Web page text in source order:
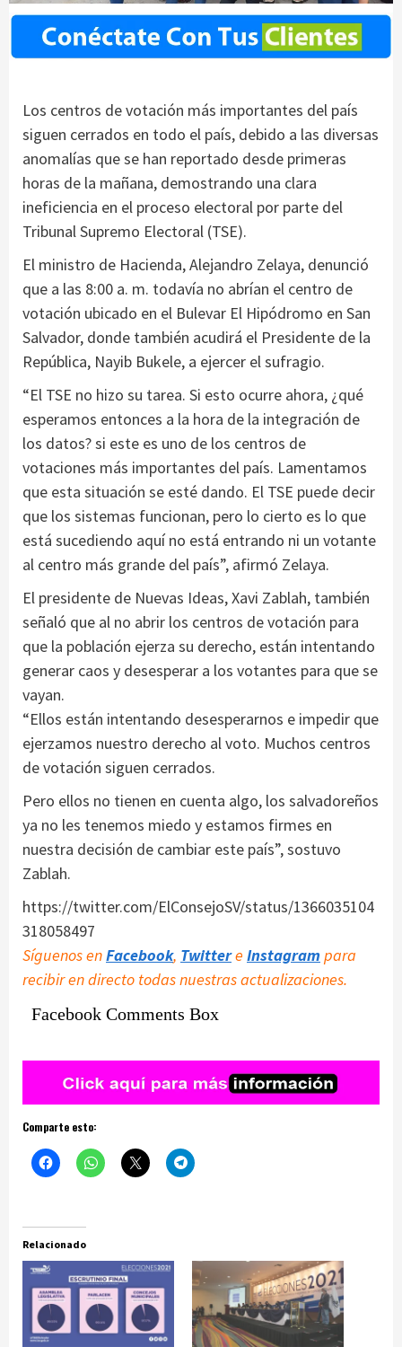
Los centros de votación más importantes del país
siguen cerrados en todo el país, debido a las diversas
anomalías que se han reportado desde primeras
horas de la mañana, demostrando una clara
ineficiencia en el proceso electoral por parte del
Tribunal Supremo Electoral (TSE).
El ministro de Hacienda, Alejandro Zelaya, denunció
que a las 8:00 a. m. todavía no abrían el centro de
votación ubicado en el Bulevar El Hipódromo en San
Salvador, donde también acudirá el Presidente de la
República, Nayib Bukele, a ejercer el sufragio.
“El TSE no hizo su tarea. Si esto ocurre ahora, ¿qué
esperamos entonces a la hora de la integración de
los datos? si este es uno de los centros de
votaciones más importantes del país. Lamentamos
que esta situación se esté dando. El TSE puede decir
que los sistemas funcionan, pero lo cierto es lo que
está sucediendo aquí no está entrando ni un votante
al centro más grande del país”, afirmó Zelaya.
El presidente de Nuevas Ideas, Xavi Zablah, también
señaló que al no abrir los centros de votación para
que la población ejerza su derecho, están intentando
generar caos y desesperar a los votantes para que se
vayan.
“Ellos están intentando desesperarnos e impedir que
ejerzamos nuestro derecho al voto. Muchos centros
de votación siguen cerrados.
Pero ellos no tienen en cuenta algo, los salvadoreños
ya no les tenemos miedo y estamos firmes en
nuestra decisión de cambiar este país”, sostuvo
Zablah.
https://twitter.com/ElConsejoSV/status/1366035104
318058497
Síguenos enFacebook, Twittere Instagram para
recibir en directo todas nuestras actualizaciones.
Facebook Comments Box
Comparte esto:
Relacionado